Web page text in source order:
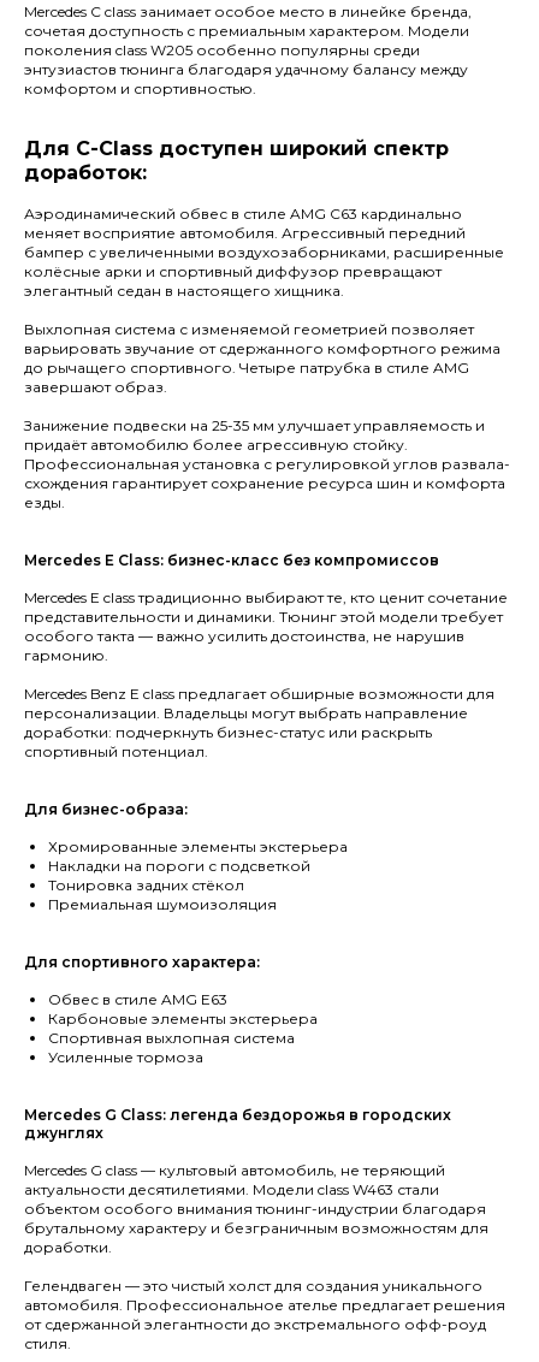
Mercedes C class занимает особое место в линейке бренда,
сочетая доступность с премиальным характером. Модели
поколения class W205 особенно популярны среди
энтузиастов тюнинга благодаря удачному балансу между
комфортом и спортивностью.
Для C-Class доступен широкий спектр
доработок:
Аэродинамический обвес в стиле AMG C63 кардинально
меняет восприятие автомобиля. Агрессивный передний
бампер с увеличенными воздухозаборниками, расширенные
колёсные арки и спортивный диффузор превращают
элегантный седан в настоящего хищника.
Выхлопная система с изменяемой геометрией позволяет
варьировать звучание от сдержанного комфортного режима
до рычащего спортивного. Четыре патрубка в стиле AMG
завершают образ.
Занижение подвески на 25-35 мм улучшает управляемость и
придаёт автомобилю более агрессивную стойку.
Профессиональная установка с регулировкой углов развала-
схождения гарантирует сохранение ресурса шин и комфорта
езды.
Mercedes E Class: бизнес-класс без компромиссов
Mercedes E class традиционно выбирают те, кто ценит сочетание
представительности и динамики. Тюнинг этой модели требует
особого такта — важно усилить достоинства, не нарушив
гармонию.
Mercedes Benz E class предлагает обширные возможности для
персонализации. Владельцы могут выбрать направление
доработки: подчеркнуть бизнес-статус или раскрыть
спортивный потенциал.
Для бизнес-образа:
Хромированные элементы экстерьера
Накладки на пороги с подсветкой
Тонировка задних стёкол
Премиальная шумоизоляция
Для спортивного характера:
Обвес в стиле AMG E63
Карбоновые элементы экстерьера
Спортивная выхлопная система
Усиленные тормоза
Mercedes G Class: легенда бездорожья в городских
джунглях
Mercedes G class — культовый автомобиль, не теряющий
актуальности десятилетиями. Модели class W463 стали
объектом особого внимания тюнинг-индустрии благодаря
брутальному характеру и безграничным возможностям для
доработки.
Гелендваген — это чистый холст для создания уникального
автомобиля. Профессиональное ателье предлагает решения
от сдержанной элегантности до экстремального офф-роуд
стиля.